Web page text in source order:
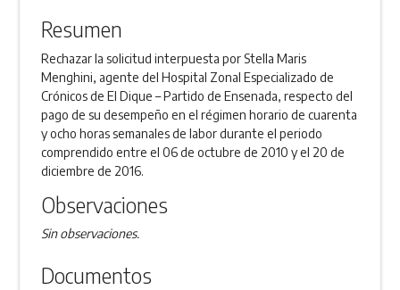
Resumen
Rechazar la solicitud interpuesta por Stella Maris
Menghini, agente del Hospital Zonal Especializado de
Crónicos de El Dique – Partido de Ensenada, respecto del
pago de su desempeño en el régimen horario de cuarenta
y ocho horas semanales de labor durante el periodo
comprendido entre el 06 de octubre de 2010 y el 20 de
diciembre de 2016.
Observaciones
Sin observaciones.
Documentos